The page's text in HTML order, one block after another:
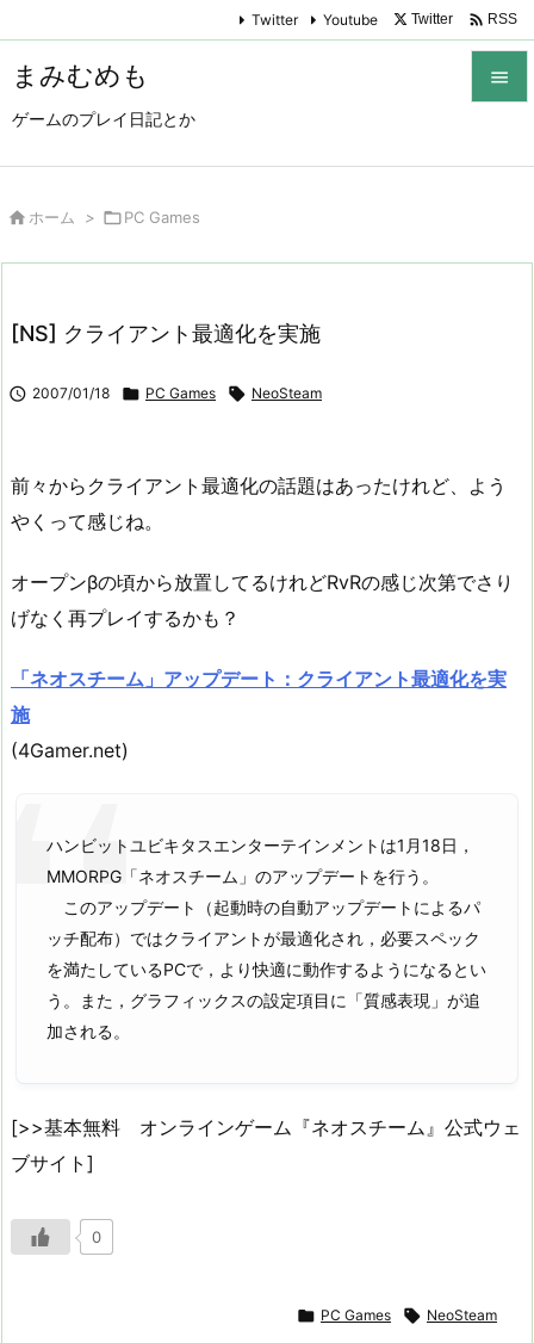
まみむめも
ゲームのプレイ日記とか

Twitter Youtube Twitter  RSS
 ホーム > PC Games
[NS] クライアント最適化を実施
 2007/01/18  PC Games  NeoSteam
前々からクライアント最適化の話題はあったけれど、よう
やくって感じね。
オープンβの頃から放置してるけれどRvRの感じ次第でさり
げなく再プレイするかも？
「ネオスチーム」アップデート：クライアント最適化を実
施
(4Gamer.net)
ハンビットユビキタスエンターテインメントは1月18日，
MMORPG「ネオスチーム」のアップデートを行う。
このアップデート（起動時の自動アップデートによるパ
ッチ配布）ではクライアントが最適化され，必要スペック
を満たしているPCで，より快適に動作するようになるとい
う。また，グラフィックスの設定項目に「質感表現」が追
加される。
[>>基本無料 オンラインゲーム『ネオスチーム』公式ウェ
ブサイト]
0
 PC Games  NeoSteam